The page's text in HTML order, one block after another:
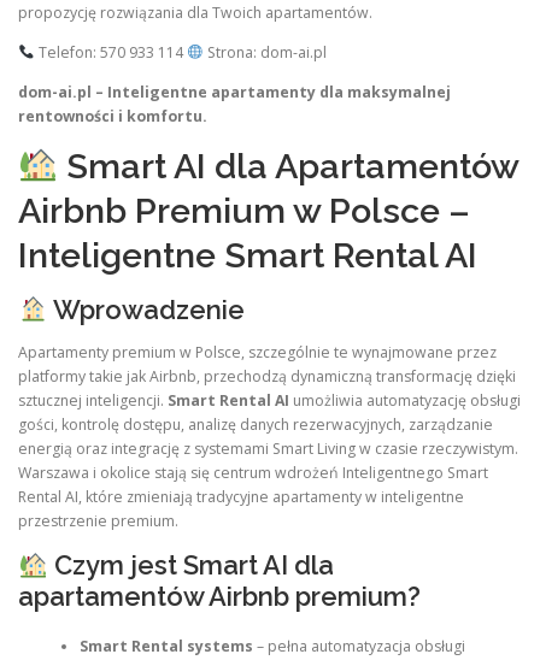
propozycję rozwiązania dla Twoich apartamentów.
Telefon: 570 933 114
Strona: dom-ai.pl
dom-ai.pl – Inteligentne apartamenty dla maksymalnej
rentowności i komfortu.
Smart AI dla Apartamentów
Airbnb Premium w Polsce –
Inteligentne Smart Rental AI
Wprowadzenie
Apartamenty premium w Polsce, szczególnie te wynajmowane przez
platformy takie jak Airbnb, przechodzą dynamiczną transformację dzięki
sztucznej inteligencji. Smart Rental AI umożliwia automatyzację obsługi
gości, kontrolę dostępu, analizę danych rezerwacyjnych, zarządzanie
energią oraz integrację z systemami Smart Living w czasie rzeczywistym.
Warszawa i okolice stają się centrum wdrożeń Inteligentnego Smart
Rental AI, które zmieniają tradycyjne apartamenty w inteligentne
przestrzenie premium.
Czym jest Smart AI dla
apartamentów Airbnb premium?
Smart Rental systems – pełna automatyzacja obsługi